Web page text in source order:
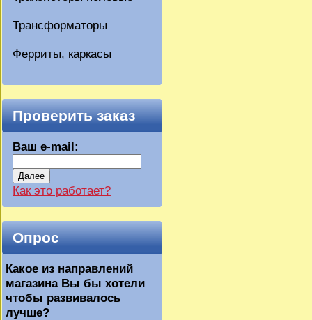
Трансформаторы
Ферриты, каркасы
Проверить заказ
Ваш e-mail:
Далее
Как это работает?
Опрос
Какое из направлений
магазина Вы бы хотели
чтобы развивалось
лучше?